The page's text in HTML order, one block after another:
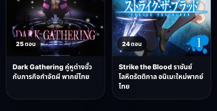
25 ตอน
Dark Gathering คู่หูต่างขั้ว
กับภารกิจกำจัดผี พากย์ไทย
24 ตอน
Strike the Blood ราชันย์
โลหิตรัตติกาล อนิเมะใหม่พากย์
ไทย